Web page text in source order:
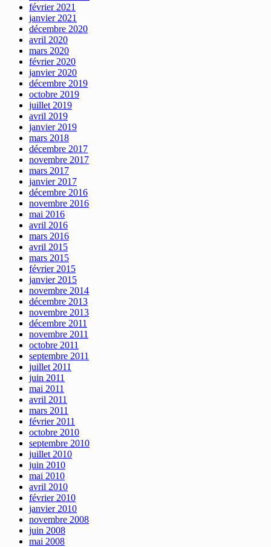
février 2021
janvier 2021
décembre 2020
avril 2020
mars 2020
février 2020
janvier 2020
décembre 2019
octobre 2019
juillet 2019
avril 2019
janvier 2019
mars 2018
décembre 2017
novembre 2017
mars 2017
janvier 2017
décembre 2016
novembre 2016
mai 2016
avril 2016
mars 2016
avril 2015
mars 2015
février 2015
janvier 2015
novembre 2014
décembre 2013
novembre 2013
décembre 2011
novembre 2011
octobre 2011
septembre 2011
juillet 2011
juin 2011
mai 2011
avril 2011
mars 2011
février 2011
octobre 2010
septembre 2010
juillet 2010
juin 2010
mai 2010
avril 2010
février 2010
janvier 2010
novembre 2008
juin 2008
mai 2008